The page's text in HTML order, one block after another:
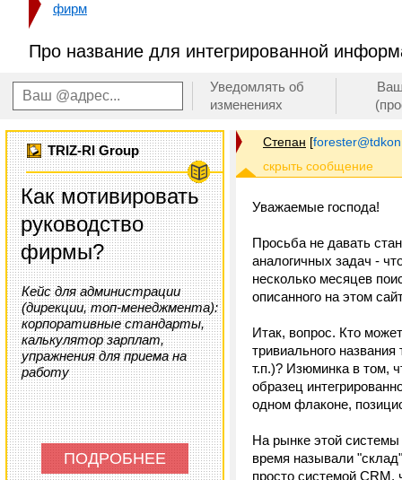
фирм
Про название для интегрированной
Уведомлять об
изменениях
TRIZ-RI Group
Как мотивировать
руководство
фирмы?
Кейс для администрации
(дирекции, топ-менеджмента):
корпоративные стандарты,
калькулятор зарплат,
упражнения для приема на
работу
ПОДРОБНЕЕ
Степан [
Уважаемые господа!
Просьба не давать
аналогичных задач -
несколько месяцев
описанного на этом
Итак, вопрос. Кто
тривиального
т.п.)? Изюминка в том,
образец
одном флаконе,
На рынке этой системы
время называли
просто системой